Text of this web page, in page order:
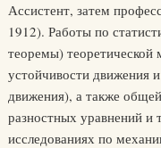
Ассистент, затем
1912). Работы по
теоремы) теоретической
устойчивости движения
движения), а также
разностных уравнений и
исследованиях по